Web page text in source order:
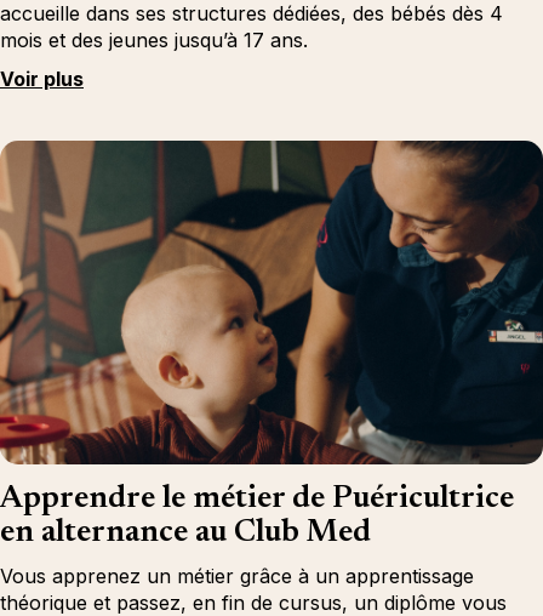
accueille dans ses structures dédiées, des bébés dès 4
mois et des jeunes jusqu’à 17 ans.
Voir plus
Apprendre le métier de Puéricultrice
en alternance au Club Med
Vous apprenez un métier grâce à un apprentissage
théorique et passez, en fin de cursus, un diplôme vous